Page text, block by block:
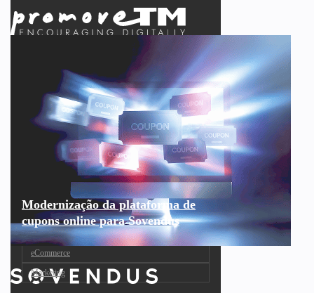
Modernização da plataforma de
cupons online para Sovendus
eCommerce
Marketing